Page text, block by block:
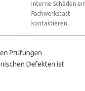
interne Schäden
Fachwerkstatt
kontaktieren.
Prüfungen
Defekten ist